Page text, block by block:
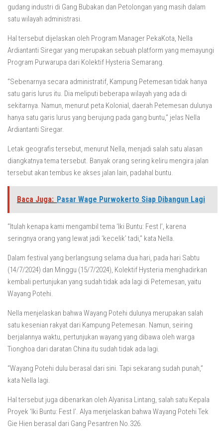
gudang industri di Gang Bubakan dan Petolongan yang masih dalam
satu wilayah administrasi.
Hal tersebut dijelaskan oleh Program Manager PekaKota, Nella
Ardiantanti Siregar yang merupakan sebuah platform yang memayungi
Program Purwarupa dari Kolektif Hysteria Semarang.
“Sebenarnya secara administratif, Kampung Petemesan tidak hanya
satu garis lurus itu. Dia meliputi beberapa wilayah yang ada di
sekitarnya. Namun, menurut peta Kolonial, daerah Petemesan dulunya
hanya satu garis lurus yang berujung pada gang buntu,” jelas Nella
Ardiantanti Siregar.
Letak geografis tersebut, menurut Nella, menjadi salah satu alasan
diangkatnya tema tersebut. Banyak orang sering keliru mengira jalan
tersebut akan tembus ke akses jalan lain, padahal buntu.
Baca Juga: Pasar Wage Purwokerto Siap Dibangun Lagi
“Itulah kenapa kami mengambil tema ‘Iki Buntu: Fest I’, karena
seringnya orang yang lewat jadi ‘kecelik’ tadi,” kata Nella.
Dalam festival yang berlangsung selama dua hari, pada hari Sabtu
(14/7/2024) dan Minggu (15/7/2024), Kolektif Hysteria menghadirkan
kembali pertunjukan yang sudah tidak ada lagi di Petemesan, yaitu
Wayang Potehi.
Nella menjelaskan bahwa Wayang Potehi dulunya merupakan salah
satu kesenian rakyat dari Kampung Petemesan. Namun, seiring
berjalannya waktu, pertunjukan wayang yang dibawa oleh warga
Tionghoa dari daratan China itu sudah tidak ada lagi.
“Wayang Potehi dulu berasal dari sini. Tapi sekarang sudah punah,”
kata Nella lagi.
Hal tersebut juga dibenarkan oleh Alyanisa Lintang, salah satu Kepala
Proyek ‘Iki Buntu: Fest I’. Alya menjelaskan bahwa Wayang Potehi Tek
Gie Hien berasal dari Gang Pesantren No.326.